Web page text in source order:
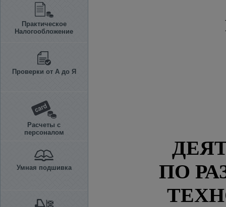
Практическое
Налогообложение
Проверки от А до Я
Расчеты с
персоналом
Умная подшивка
ПО